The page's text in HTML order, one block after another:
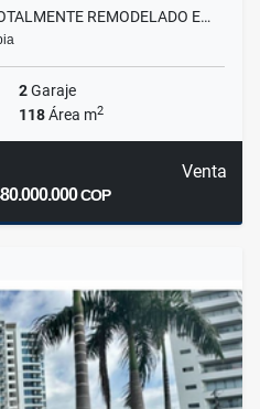
REMODELADO E…
2Garaje
118Área m2
Venta
COP